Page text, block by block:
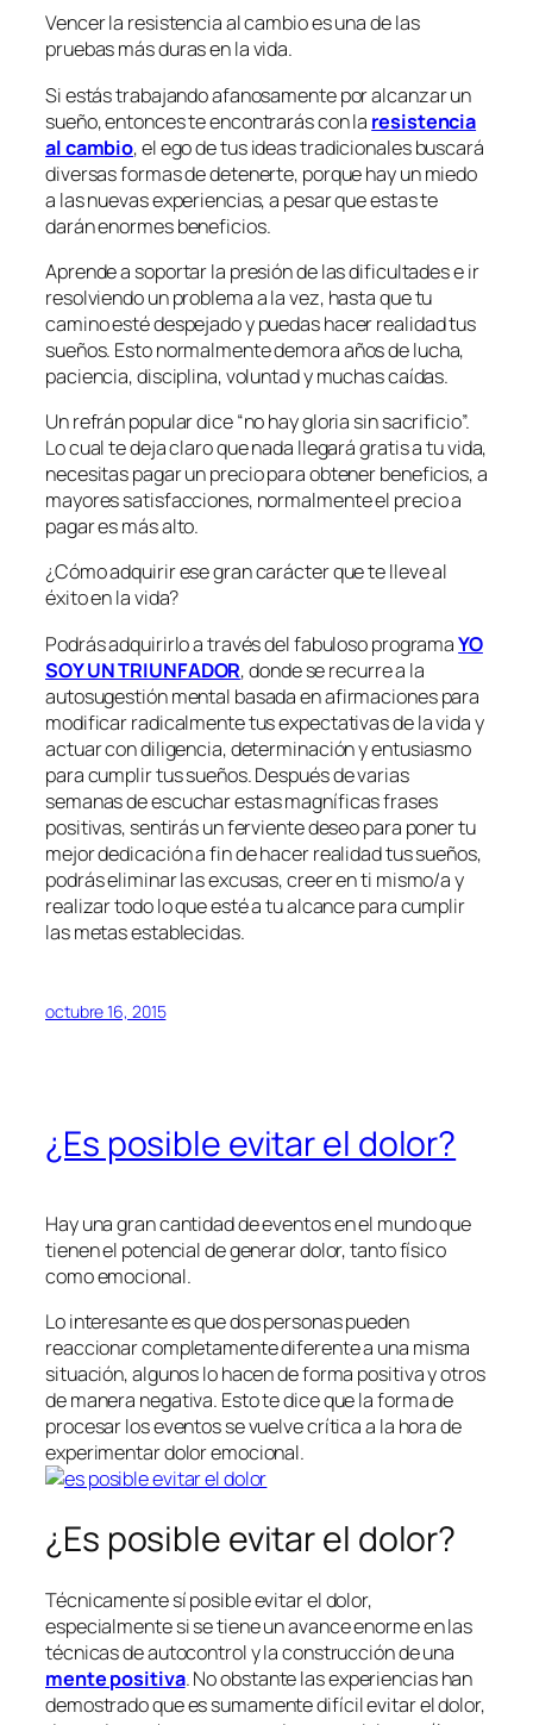
Vencer la resistencia al cambio es una de las
pruebas más duras en la vida.
Si estás trabajando afanosamente por alcanzar un
sueño, entonces te encontrarás con la resistencia
al cambio, el ego de tus ideas tradicionales buscará
diversas formas de detenerte, porque hay un miedo
a las nuevas experiencias, a pesar que estas te
darán enormes beneficios.
Aprende a soportar la presión de las dificultades e ir
resolviendo un problema a la vez, hasta que tu
camino esté despejado y puedas hacer realidad tus
sueños. Esto normalmente demora años de lucha,
paciencia, disciplina, voluntad y muchas caídas.
Un refrán popular dice “no hay gloria sin sacrificio”.
Lo cual te deja claro que nada llegará gratis a tu vida,
necesitas pagar un precio para obtener beneficios, a
mayores satisfacciones, normalmente el precio a
pagar es más alto.
¿Cómo adquirir ese gran carácter que te lleve al
éxito en la vida?
Podrás adquirirlo a través del fabuloso programaYO
SOY UN TRIUNFADOR, donde se recurre a la
autosugestión mental basada en afirmaciones para
modificar radicalmente tus expectativas de la vida y
actuar con diligencia, determinación y entusiasmo
para cumplir tus sueños. Después de varias
semanas de escuchar estas magníficas frases
positivas, sentirás un ferviente deseo para poner tu
mejor dedicación a fin de hacer realidad tus sueños,
podrás eliminar las excusas, creer en ti mismo/a y
realizar todo lo que esté a tu alcance para cumplir
las metas establecidas.
octubre 16, 2015
¿Es posible evitar el dolor?
Hay una gran cantidad de eventos en el mundo que
tienen el potencial de generar dolor, tanto físico
como emocional.
Lo interesante es que dos personas pueden
reaccionar completamente diferente a una misma
situación, algunos lo hacen de forma positiva y otros
de manera negativa. Esto te dice que la forma de
procesar los eventos se vuelve crítica a la hora de
experimentar dolor emocional.
¿Es posible evitar el dolor?
Técnicamente sí posible evitar el dolor,
especialmente si se tiene un avance enorme en las
técnicas de autocontrol y la construcción de una
mente positiva. No obstante las experiencias han
demostrado que es sumamente difícil evitar el dolor,